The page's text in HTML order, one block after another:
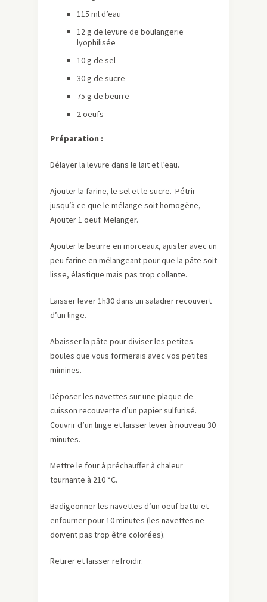
115 ml d’eau
12 g de levure de boulangerie
lyophilisée
10 g de sel
30 g de sucre
75 g de beurre
2 oeufs
Préparation :
Délayer la levure dans le lait et l’eau.
Ajouter la farine, le sel et le sucre. Pétrir
jusqu’à ce que le mélange soit homogène,
Ajouter 1 oeuf. Melanger.
Ajouter le beurre en morceaux, ajuster avec un
peu farine en mélangeant pour que la pâte soit
lisse, élastique mais pas trop collante.
Laisser lever 1h30 dans un saladier recouvert
d’un linge.
Abaisser la pâte pour diviser les petites
boules que vous formerais avec vos petites
mimines.
Déposer les navettes sur une plaque de
cuisson recouverte d’un papier sulfurisé.
Couvrir d’un linge et laisser lever à nouveau 30
minutes.
Mettre le four à préchauffer à chaleur
tournante à 210 °C.
Badigeonner les navettes d’un oeuf battu et
enfourner pour 10 minutes (les navettes ne
doivent pas trop être colorées).
Retirer et laisser refroidir.